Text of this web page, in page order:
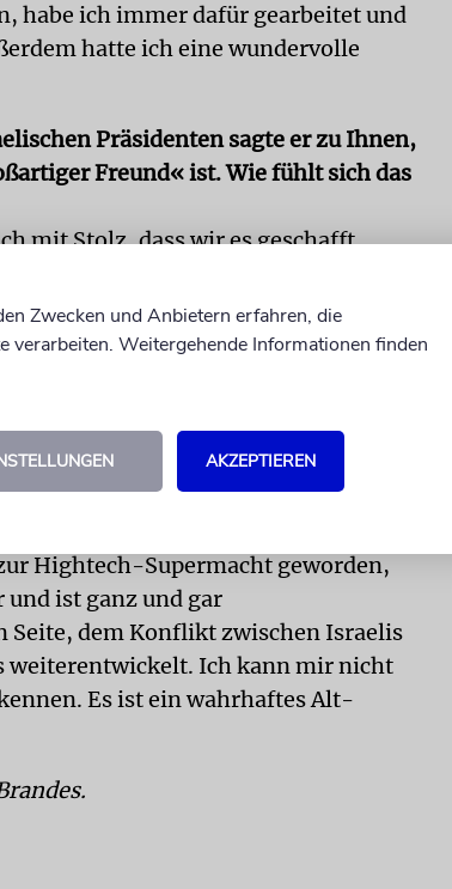
habe ich immer dafür gearbeitet und
hatte ich eine wundervolle
Präsidenten sagte er zu Ihnen,
Freund« ist. Wie fühlt sich das
mit Stolz, dass wir es geschafft
achten müssen. Noch mehr
am Internationalen
mit jungen deutschen
bessere Zukunft.
als Mitarbeiterin der Botschaft in Tel
Hightech-Supermacht geworden,
ist ganz und gar
dem Konflikt zwischen Israelis
weiterentwickelt. Ich kann mir nicht
Es ist ein wahrhaftes Alt-
Zwecken und Anbietern erfahren, die
verarbeiten. Weitergehende Informationen finden
AKZEPTIEREN